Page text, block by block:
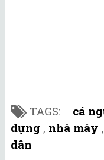
TAGS: cá
dựng , nhà máy ,
dân